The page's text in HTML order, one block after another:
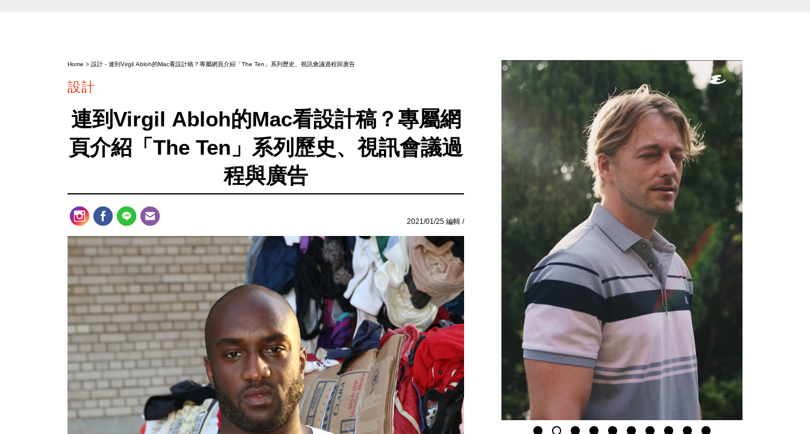
Home > 設計 - 連到Virgil Abloh的Mac看設計稿？專屬網頁介紹「The Ten」系列歷史、視訊會議過程與廣告
設計
連到Virgil Abloh的Mac看設計稿？專屬網
頁介紹「The Ten」系列歷史、視訊會議過
程與廣告
2021/01/25 編輯 /
2 10